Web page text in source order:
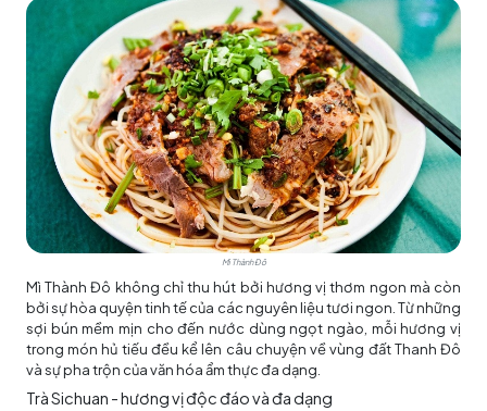
Mì Thành Đô
Mì Thành Đô không chỉ thu hút bởi hương vị thơm ngon mà còn
bởi sự hòa quyện tinh tế của các nguyên liệu tươi ngon. Từ những
sợi bún mềm mịn cho đến nước dùng ngọt ngào, mỗi hương vị
trong món hủ tiếu đều kể lên câu chuyện về vùng đất Thanh Đô
và sự pha trộn của văn hóa ẩm thực đa dạng.
Trà Sichuan - hương vị độc đáo và đa dạng